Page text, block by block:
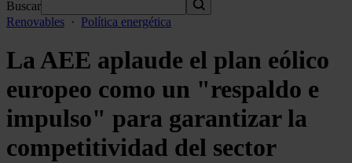
Buscar
Renovables · Política energética
La AEE aplaude el plan eólico
europeo como un "respaldo e
impulso" para garantizar la
competitividad del sector